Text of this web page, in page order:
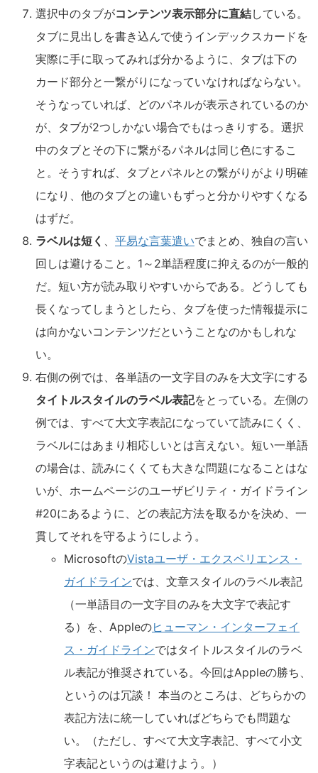
選択中のタブがコンテンツ表示部分に直結している。
タブに見出しを書き込んで使うインデックスカードを
実際に手に取ってみれば分かるように、タブは下の
カード部分と一繋がりになっていなければならない。
そうなっていれば、どのパネルが表示されているのか
が、タブが2つしかない場合でもはっきりする。選択
中のタブとその下に繋がるパネルは同じ色にするこ
と。そうすれば、タブとパネルとの繋がりがより明確
になり、他のタブとの違いもずっと分かりやすくなる
はずだ。
ラベルは短く
平易な言葉遣いでまとめ、独自の言い
回しは避けること。1～2単語程度に抑えるのが一般的
だ。短い方が読み取りやすいからである。どうしても
長くなってしまうとしたら、タブを使った情報提示に
は向かないコンテンツだということなのかもしれな
い。
右側の例では、各単語の一文字目のみを大文字にする
タイトルスタイルのラベル表記をとっている。左側の
例では、すべて大文字表記になっていて読みにくく、
ラベルにはあまり相応しいとは言えない。短い一単語
の場合は、読みにくくても大きな問題になることはな
いが、ホームページのユーザビリティ・ガイドライン
#20にあるように、どの表記方法を取るかを決め、一
貫してそれを守るようにしよう。
MicrosoftのVistaユーザ・エクスペリエンス・
ガイドラインでは、文章スタイルのラベル表記
（一単語目の一文字目のみを大文字で表記す
る）を、Appleのヒューマン・インターフェイ
ス・ガイドラインではタイトルスタイルのラベ
ル表記が推奨されている。今回はAppleの勝ち、
というのは冗談！ 本当のところは、どちらかの
表記方法に統一していればどちらでも問題な
い。（ただし、すべて大文字表記、すべて小文
字表記というのは避けよう。）